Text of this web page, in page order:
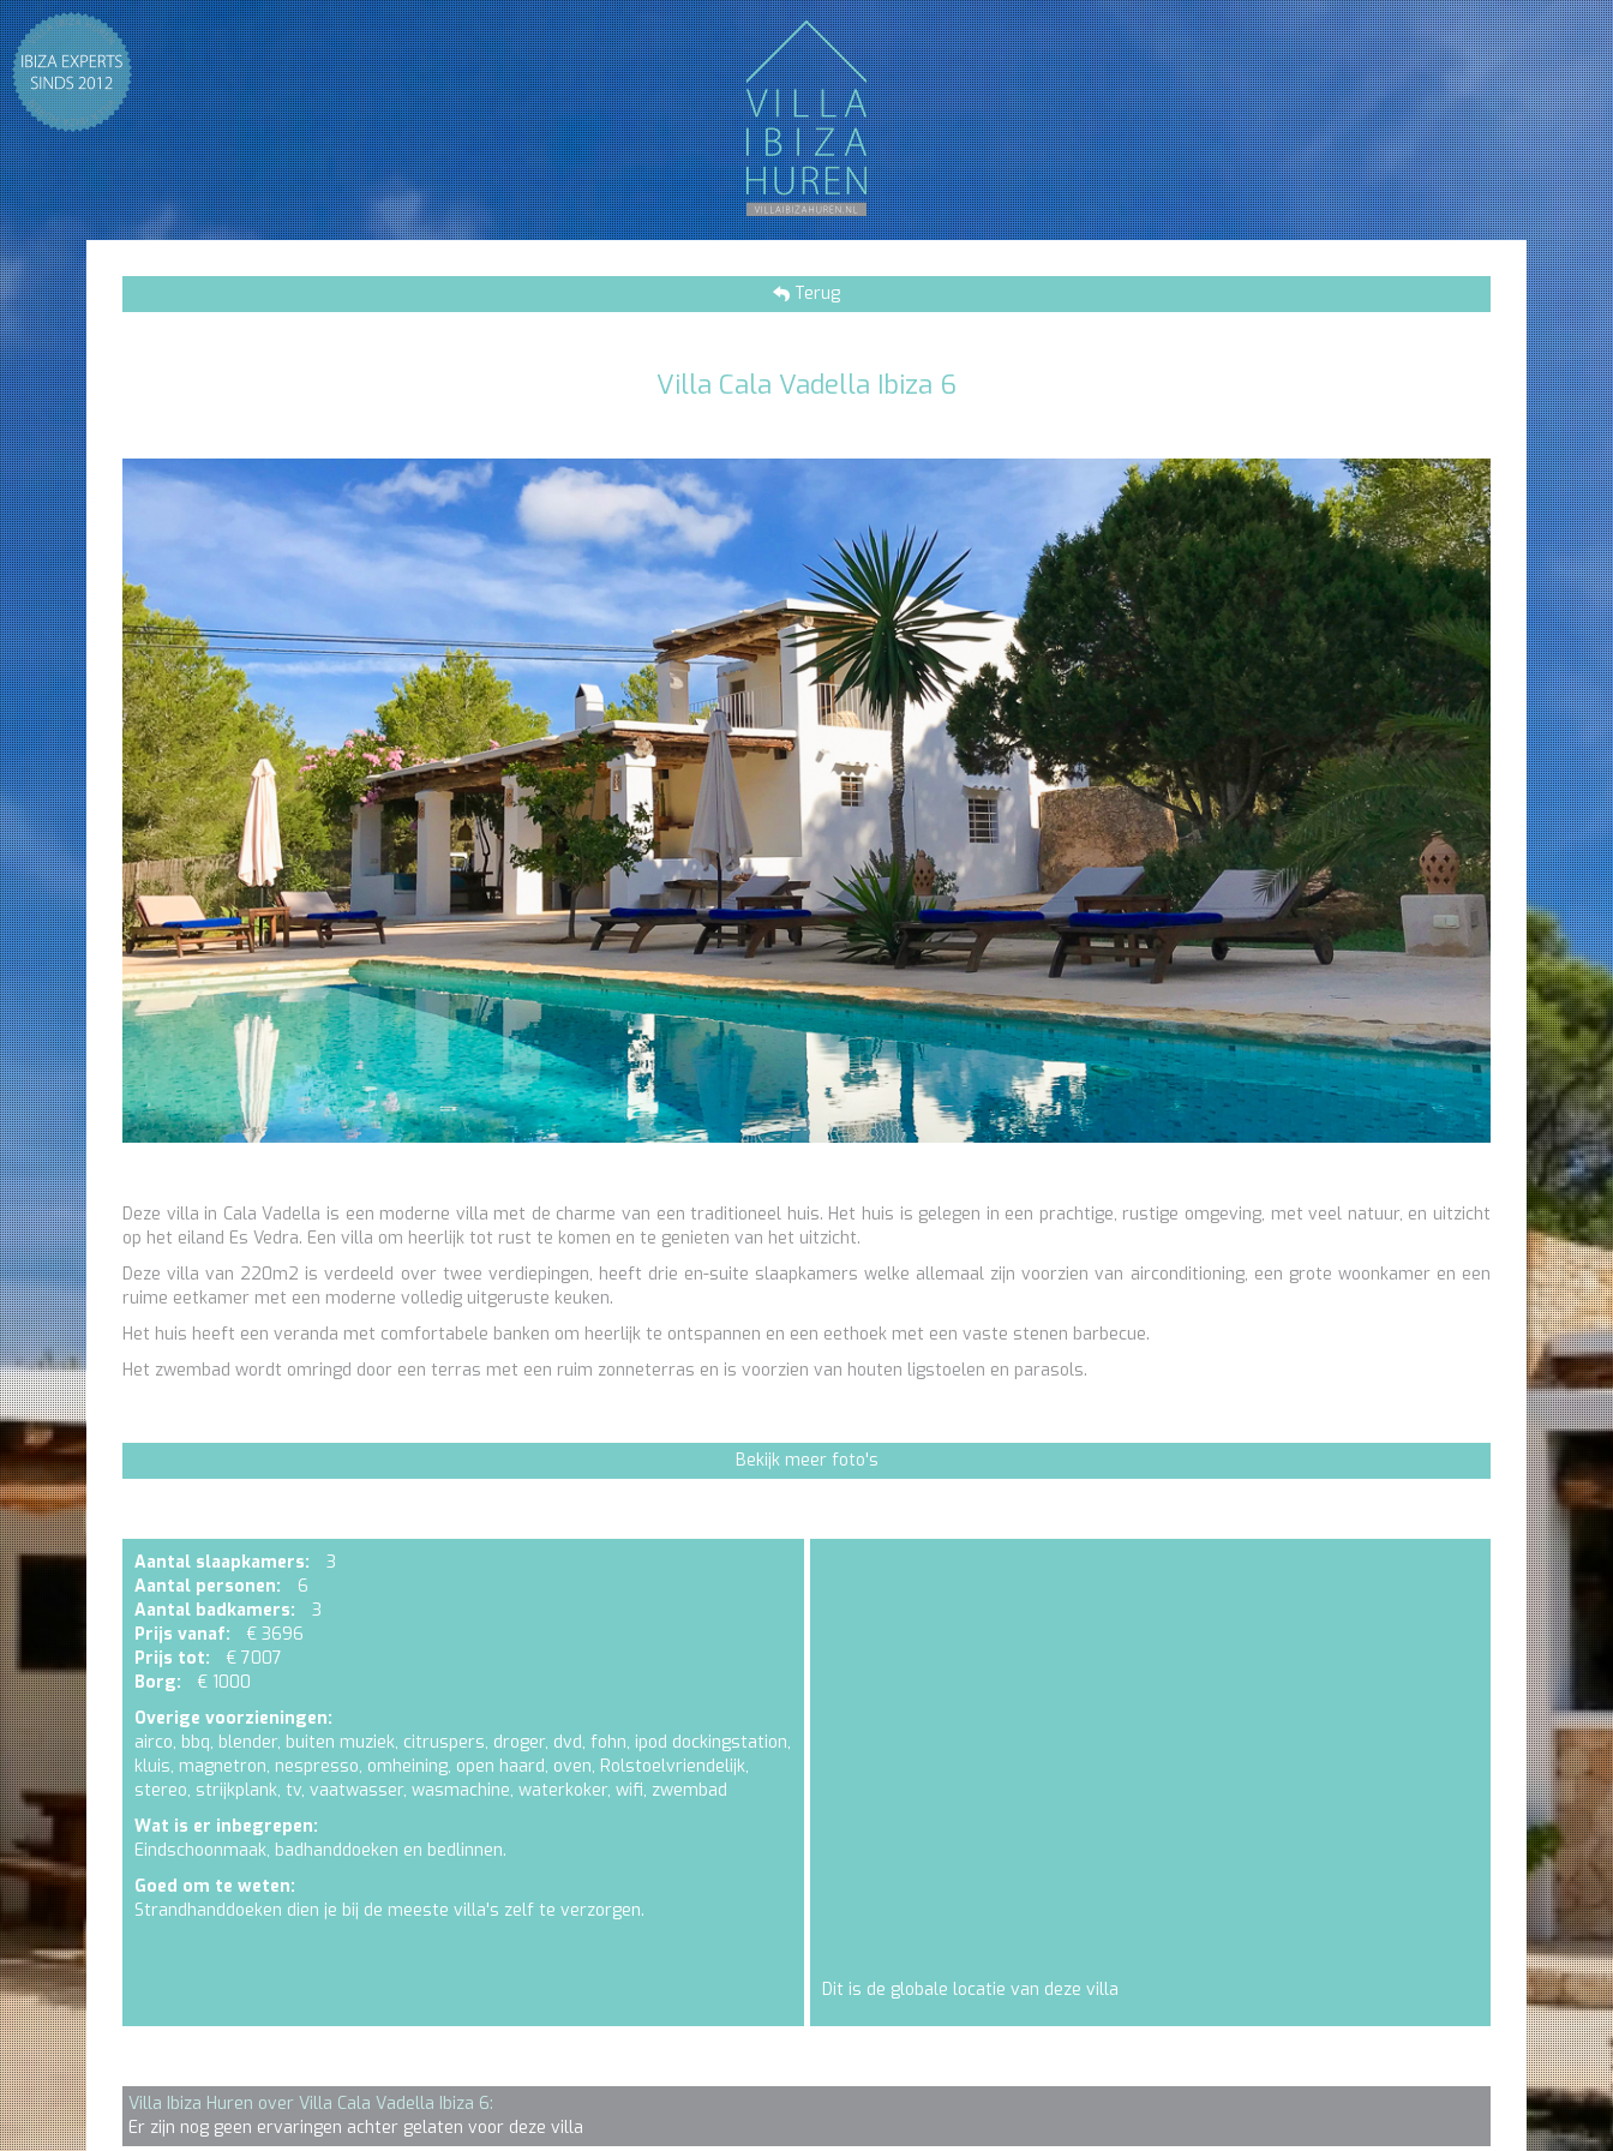
Terug
Villa Cala Vadella Ibiza 6
Deze villa in Cala Vadella is een moderne villa met de charme van een traditioneel huis. Het huis is gelegen in een prachtige, rustige omgeving, met veel natuur, en uitzicht
op het eiland Es Vedra. Een villa om heerlijk tot rust te komen en te genieten van het uitzicht.
Deze villa van 220m2 is verdeeld over twee verdiepingen, heeft drie en-suite slaapkamers welke allemaal zijn voorzien van airconditioning, een grote woonkamer en een
ruime eetkamer met een moderne volledig uitgeruste keuken.
Het huis heeft een veranda met comfortabele banken om heerlijk te ontspannen en een eethoek met een vaste stenen barbecue.
Het zwembad wordt omringd door een terras met een ruim zonneterras en is voorzien van houten ligstoelen en parasols.
Bekijk meer foto's
Aantal slaapkamers:
3
Aantal personen:
6
Aantal badkamers:
3
Prijs vanaf:
€ 3696
Prijs tot:
€ 7007
Borg:
€ 1000
Overige voorzieningen:
airco, bbq, blender, buiten muziek, citruspers, droger, dvd, fohn, ipod dockingstation,
kluis, magnetron, nespresso, omheining, open haard, oven, Rolstoelvriendelijk,
stereo, strijkplank, tv, vaatwasser, wasmachine, waterkoker, wifi, zwembad
Wat is er inbegrepen:
Eindschoonmaak, badhanddoeken en bedlinnen.
Goed om te weten:
Strandhanddoeken dien je bij de meeste villa's zelf te verzorgen.
Dit is de globale locatie van deze villa
Villa Ibiza Huren over Villa Cala Vadella Ibiza 6:
Er zijn nog geen ervaringen achter gelaten voor deze villa